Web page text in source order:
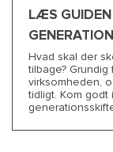
LÆS GUIDEN
Hvad skal der
tilbage?
virksomheden,
tidligt. Kom